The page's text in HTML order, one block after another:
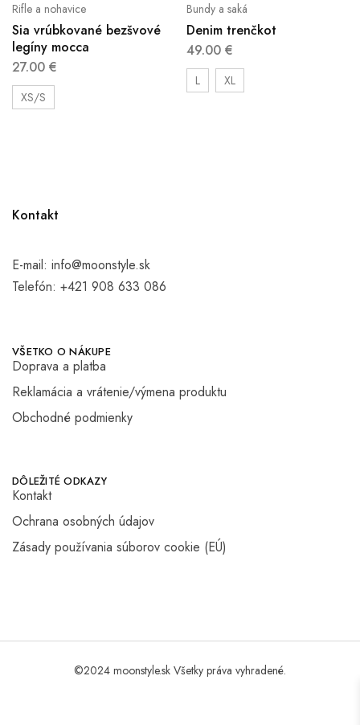
Rifle a nohavice
Sia vrúbkované bezšvové
legíny mocca
27.00 €
XS/S
Bundy a saká
Denim trenčkot
49.00 €
L XL
Kontakt
E-mail: info@moonstyle.sk
Telefón: +421 908 633 086
VŠETKO O NÁKUPE
Doprava a platba
Reklamácia a vrátenie/výmena produktu
Obchodné podmienky
DÔLEŽITÉ ODKAZY
Kontakt
Ochrana osobných údajov
Zásady používania súborov cookie (EÚ)
©2024 moonstyle.sk Všetky práva vyhradené.